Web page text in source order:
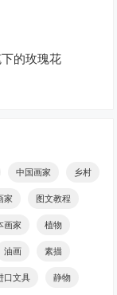
的玫瑰花
中国画家 乡村
家 图文教程
画家 植物
油画 素描
口文具 静物